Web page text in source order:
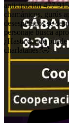
anticipación 477
chamánicos, gurús
desesperados se
personaje busca
¿Hasta dónde
charlatanes?🤣